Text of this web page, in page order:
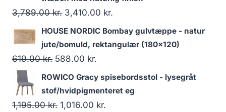
3,789.00kr. 3,410.00 kr.
HOUSE NORDIC Bombay gulvtæppe - natur
jute/bomuld, rektangulær (180x120)
619.00kr. 588.00 kr.
ROWICO Gracy spisebordsstol - lysegråt
stof/hvidpigmenteret eg
1,195.00kr. 1,016.00 kr.